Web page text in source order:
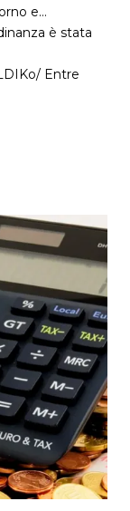
e…
è stata
Entre